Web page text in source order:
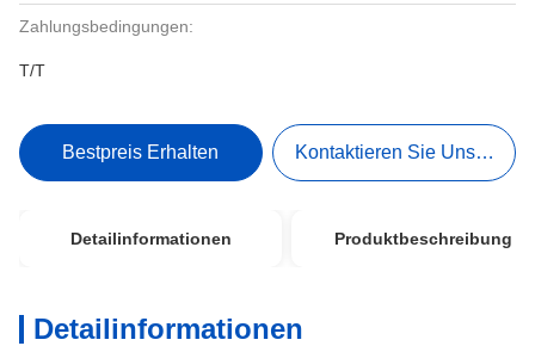
Zahlungsbedingungen:
T/T
Bestpreis Erhalten Kontaktieren Sie Uns Jetzt
Detailinformationen Produktbeschreibung
Detailinformationen